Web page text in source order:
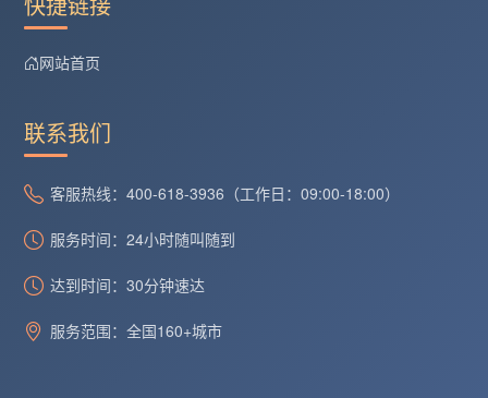
网站首页
联系我们
客服热线：400-618-3936（工作日：09:00-18:00）
服务时间：24小时随叫随到
达到时间：30分钟速达
服务范围：全国160+城市